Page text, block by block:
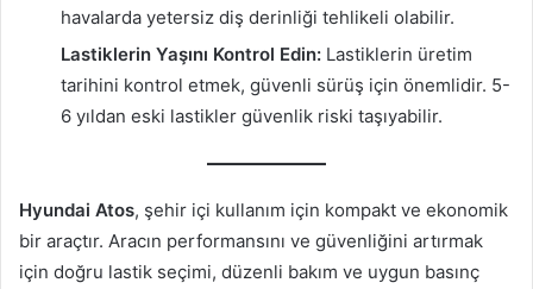
havalarda yetersiz diş derinliği tehlikeli olabilir.
Lastiklerin Yaşını Kontrol Edin: Lastiklerin üretim
tarihini kontrol etmek, güvenli sürüş için önemlidir. 5-
6 yıldan eski lastikler güvenlik riski taşıyabilir.
Hyundai Atos, şehir içi kullanım için kompakt ve ekonomik
bir araçtır. Aracın performansını ve güvenliğini artırmak
için doğru lastik seçimi, düzenli bakım ve uygun basınç